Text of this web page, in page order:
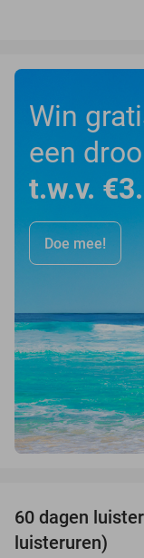
Win
een
t.w.v.
Doe mee!
60 dagen
luisteruren)